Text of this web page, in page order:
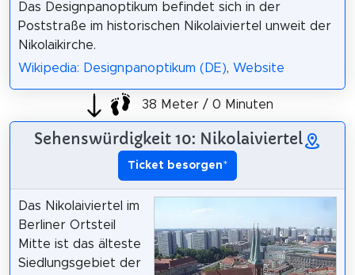
Das Designpanoptikum befindet sich in der
Poststraße im historischen Nikolaiviertel unweit der
Nikolaikirche.
Wikipedia: Designpanoptikum (DE), Website
38 Meter / 0 Minuten
Sehenswürdigkeit 10: Nikolaiviertel
Ticket besorgen*
Das Nikolaiviertel im
Berliner Ortsteil
Mitte ist das älteste
Siedlungsgebiet der